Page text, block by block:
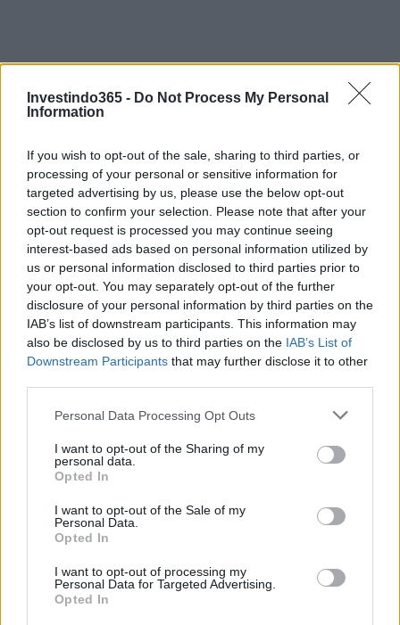
Investindo365 - Do Not Process My Personal
Information
If you wish to opt-out of the sale, sharing to third parties, or
processing of your personal or sensitive information for
targeted advertising by us, please use the below opt-out
section to confirm your selection. Please note that after your
opt-out request is processed you may continue seeing
interest-based ads based on personal information utilized by
us or personal information disclosed to third parties prior to
your opt-out. You may separately opt-out of the further
disclosure of your personal information by third parties on the
IAB’s list of downstream participants. This information may
also be disclosed by us to third parties on the IAB’s List of
Downstream Participants that may further disclose it to other
Please note that this website/app uses one or more Google
not limited to your visit or usage behaviour. You may click to
grant or deny consent to Google and its third-party tags to
use your data for below specified purposes in below Google
consent section.
Personal Data Processing Opt Outs
I want to opt-out of the Sharing of my
personal data.
Opted In
I want to opt-out of the Sale of my
Personal Data.
Opted In
I want to opt-out of processing my
Personal Data for Targeted Advertising.
Opted In
HOW TO